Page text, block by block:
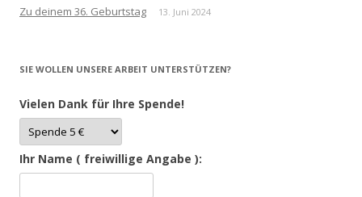
Zu deinem 36. Geburtstag 13. Juni 2024
SIE WOLLEN UNSERE ARBEIT UNTERSTÜTZEN?
Vielen Dank für Ihre Spende!
Ihr Name ( freiwillige Angabe ):